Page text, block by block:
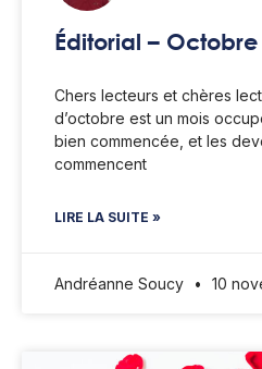
Éditorial – Octobre
Chers lecteurs et chères
d’octobre est un mois
bien commencée, et les
commencent
LIRE LA SUITE »
Andréanne Soucy 10